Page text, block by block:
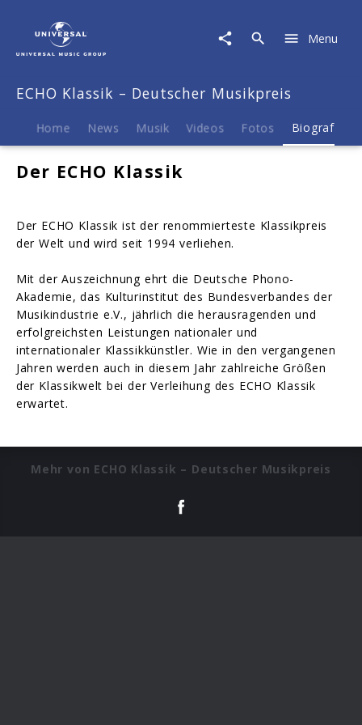
Deutscher
Menu
ECHO Klassik – Deutscher Musikpreis
Home News Musik Videos Fotos Biografie
Der ECHO Klassik
Der ECHO Klassik ist der renommierteste Klassikpreis
der Welt und wird seit 1994 verliehen.
Mit der Auszeichnung ehrt die Deutsche Phono-
Akademie, das Kulturinstitut des Bundesverbandes der
Musikindustrie e.V., jährlich die herausragenden und
erfolgreichsten Leistungen nationaler und
internationaler Klassikkünstler. Wie in den vergangenen
Jahren werden auch in diesem Jahr zahlreiche Größen
der Klassikwelt bei der Verleihung des ECHO Klassik
erwartet.
Mehr von ECHO Klassik – Deutscher Musikpreis